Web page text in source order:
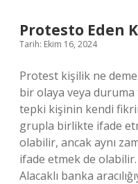
Protesto Eden
Tarih: Ekim 16, 2024
Protest kişilik ne
bir olaya veya
tepki kişinin kendi
grupla birlikte ifade
olabilir, ancak aynı
ifade etmek de
Alacaklı banka